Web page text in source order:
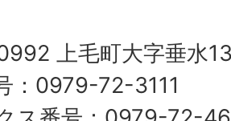
上毛町大字垂水
：0979-72-3111